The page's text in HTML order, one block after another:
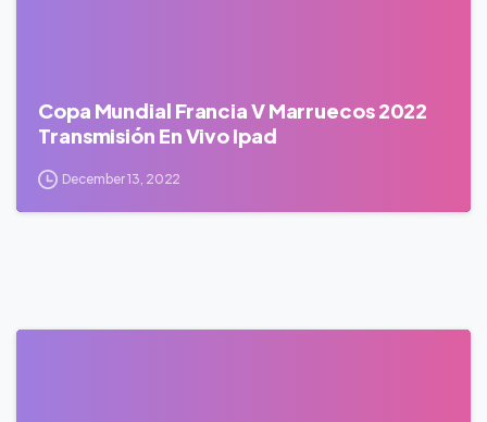
Copa Mundial Francia V Marruecos 2022
Transmisión En Vivo Ipad
December 13, 2022